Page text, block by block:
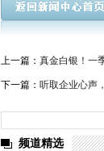
上一篇： 真金白银！一
下一篇： 听取企业心声
频道精选